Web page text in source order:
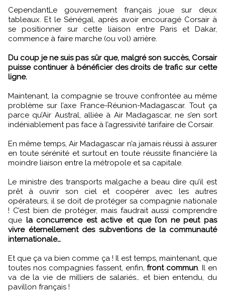
CependantLe gouvernement français joue sur deux
tableaux. Et le Sénégal, après avoir encouragé Corsair à
se positionner sur cette liaison entre Paris et Dakar,
commence à faire marche (ou vol) arrière.
Du coup je ne suis pas sûr que, malgré son succès, Corsair
puisse continuer à bénéficier des droits de trafic sur cette
ligne.
Maintenant, la compagnie se trouve confrontée au même
problème sur l’axe France-Réunion-Madagascar. Tout ça
parce qu’Air Austral, alliée à Air Madagascar, ne s’en sort
indéniablement pas face à l’agressivité tarifaire de Corsair.
En même temps, Air Madagascar n’a jamais réussi à assurer
en toute sérénité et surtout en toute réussite financière la
moindre liaison entre la métropole et sa capitale.
Le ministre des transports malgache a beau dire qu’il est
prêt à ouvrir son ciel et coopérer avec les autres
opérateurs, il se doit de protéger sa compagnie nationale
! C’est bien de protéger, mais faudrait aussi comprendre
que la concurrence est active et que l’on ne peut pas
vivre éternellement des subventions de la communauté
internationale…
Et que ça va bien comme ça ! Il est temps, maintenant, que
toutes nos compagnies fassent, enfin,front commun. Il en
va de la vie de milliers de salariés… et bien entendu, du
pavillon français !